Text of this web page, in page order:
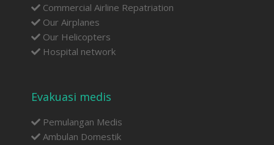
Commercial Airline Repatriation
Our Airplanes
Our Helicopters
Hospital network
Evakuasi medis
Pemulangan Medis
Ambulan Domestik